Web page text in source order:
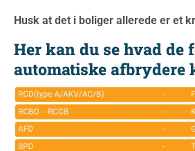
Husk at det i boliger allerede er et
Her kan du se hvad de
automatiske afbrydere